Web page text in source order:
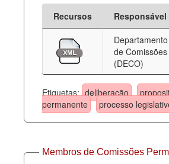
Recursos Responsável
Departamento
de Comissões
(DECO)
Etiquetas: deliberação
permanente
processo
Membros de Comissões